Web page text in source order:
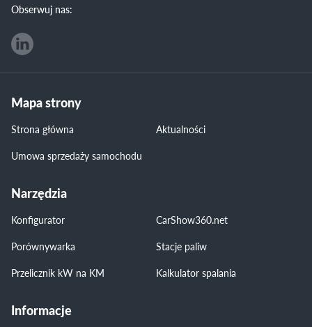
Obserwuj nas:
Mapa strony
Strona główna
Aktualności
Umowa sprzedaży samochodu
Narzędzia
Konfigurator
CarShow360.net
Porównywarka
Stacje paliw
Przelicznik kW na KM
Kalkulator spalania
Informacje